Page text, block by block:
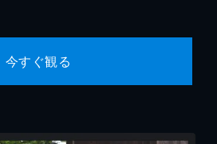
今すぐ観る